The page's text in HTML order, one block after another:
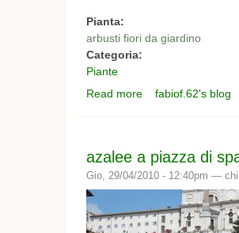
Pianta:
arbusti fiori da giardino
Categoria:
Piante
Read more about i colori delle
fabiof.62's blog
azalee a piazza di
Gio, 29/04/2010 - 12:40pm —